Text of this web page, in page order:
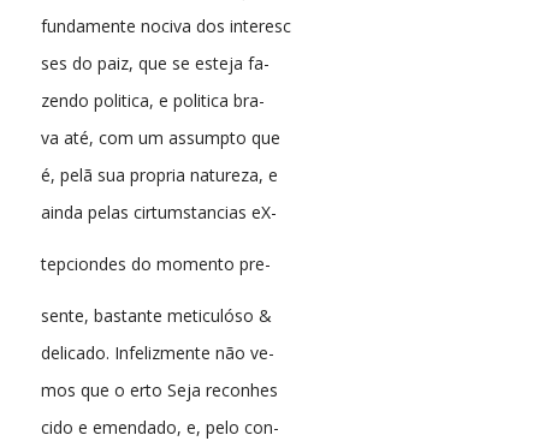
fundamente nociva dos interesc
ses do paiz, que se esteja fa-
zendo politica, e politica bra-
va até, com um assumpto que
é, pelã sua propria natureza, e
ainda pelas cirtumstancias eX-
tepciondes do momento pre-
sente, bastante meticulóso &
delicado. Infelizmente não ve-
mos que o erto Seja reconhes
cido e emendado, e, pelo con-